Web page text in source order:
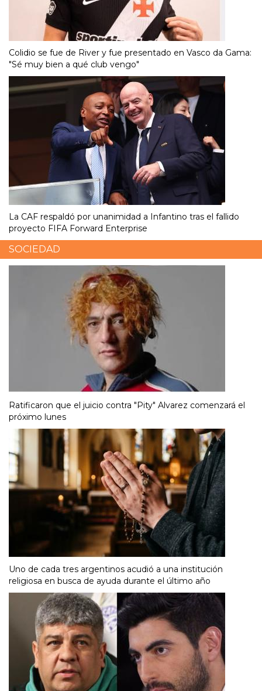
Colidio se fue de River y fue presentado en Vasco da Gama:
"Sé muy bien a qué club vengo"
La CAF respaldó por unanimidad a Infantino tras el fallido
proyecto FIFA Forward Enterprise
SOCIEDAD
Ratificaron que el juicio contra "Pity" Alvarez comenzará el
próximo lunes
Uno de cada tres argentinos acudió a una institución
religiosa en busca de ayuda durante el último año